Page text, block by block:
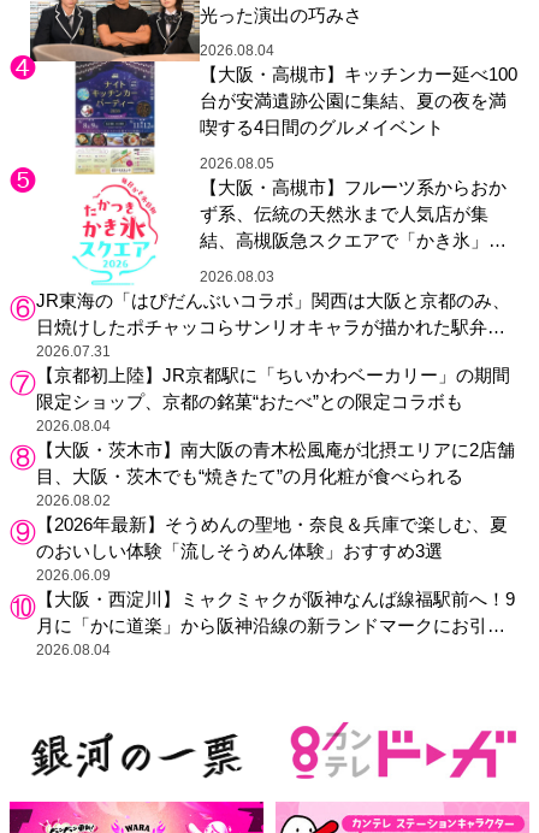
光った演出の巧みさ
2026.08.04
【大阪・高槻市】キッチンカー延べ100
台が安満遺跡公園に集結、夏の夜を満
喫する4日間のグルメイベント
2026.08.05
【大阪・高槻市】フルーツ系からおか
ず系、伝統の天然氷まで人気店が集
結、高槻阪急スクエアで「かき氷」祭
り
2026.08.03
JR東海の「はぴだんぶいコラボ」関西は大阪と京都のみ、
日焼けしたポチャッコらサンリオキャラが描かれた駅弁や
グッズが登場
2026.07.31
【京都初上陸】JR京都駅に「ちいかわベーカリー」の期間
限定ショップ、京都の銘菓“おたべ”との限定コラボも
2026.08.04
【大阪・茨木市】南大阪の青木松風庵が北摂エリアに2店舗
目、大阪・茨木でも“焼きたて”の月化粧が食べられる
2026.08.02
【2026年最新】そうめんの聖地・奈良＆兵庫で楽しむ、夏
のおいしい体験「流しそうめん体験」おすすめ3選
2026.06.09
【大阪・西淀川】ミャクミャクが阪神なんば線福駅前へ！9
月に「かに道楽」から阪神沿線の新ランドマークにお引っ
越し
2026.08.04